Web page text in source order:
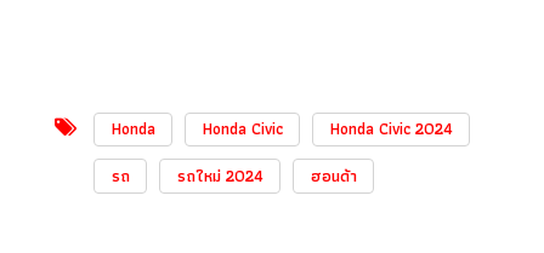
Honda Honda Civic
Honda Civic 2024
รถ
รถใหม่ 2024 ฮอนด้า